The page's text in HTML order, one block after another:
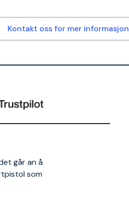
Kontakt oss for mer informasjon
går an å
som